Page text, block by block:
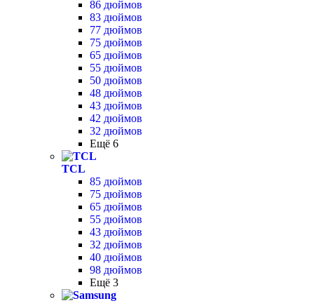
86 дюймов
83 дюймов
77 дюймов
75 дюймов
65 дюймов
55 дюймов
50 дюймов
48 дюймов
43 дюймов
42 дюймов
32 дюймов
Ещё 6
TCL
85 дюймов
75 дюймов
65 дюймов
55 дюймов
43 дюймов
32 дюймов
40 дюймов
98 дюймов
Ещё 3